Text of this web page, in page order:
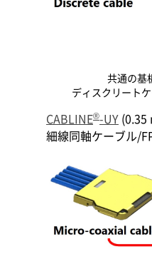
共通の基
ディスクリート
CABLINE®-UY (0.35
細線同軸ケーブル/